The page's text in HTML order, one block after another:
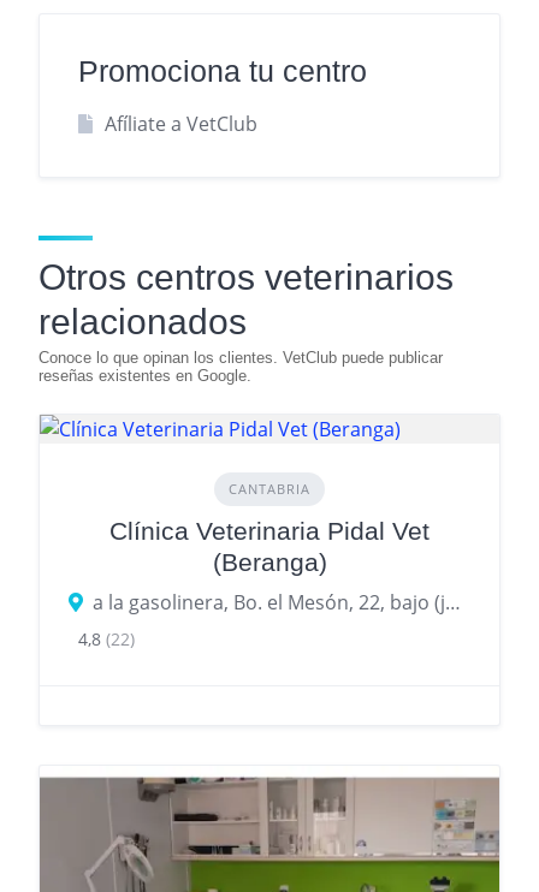
Promociona tu centro
Afíliate a VetClub
Otros centros veterinarios
relacionados
CANTABRIA
Clínica Veterinaria Pidal Vet
(Beranga)
a la gasolinera, Bo. el Mesón, 22, bajo (junto, 39730 Beranga, Cantabria
4,8 (22)